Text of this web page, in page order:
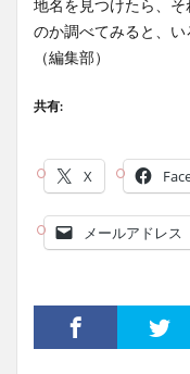
地名を見つけたら、
のか調べてみると、い
（編集部）
共有:
X
メールアドレス